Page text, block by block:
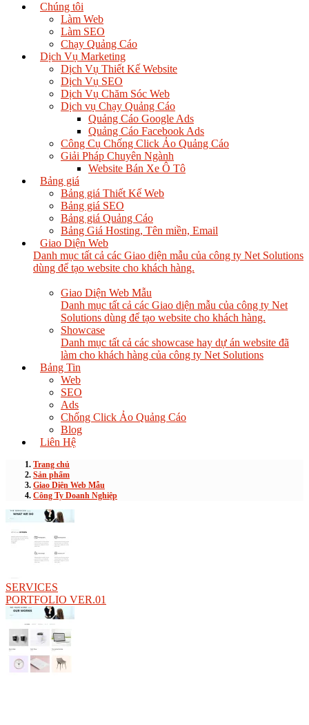
Chúng tôi
Làm Web
Làm SEO
Chạy Quảng Cáo
Dịch Vụ Marketing
Dịch Vụ Thiết Kế Website
Dịch Vụ SEO
Dịch Vụ Chăm Sóc Web
Dịch vụ Chạy Quảng Cáo
Quảng Cáo Google Ads
Quảng Cáo Facebook Ads
Công Cụ Chống Click Ảo Quảng Cáo
Giải Pháp Chuyên Ngành
Website Bán Xe Ô Tô
Bảng giá
Bảng giá Thiết Kế Web
Bảng giá SEO
Bảng giá Quảng Cáo
Bảng Giá Hosting, Tên miền, Email
Giao Diện Web
Danh mục tất cả các Giao diện mẫu của công ty Net Solutions
dùng để tạo website cho khách hàng.
Giao Diện Web Mẫu
Danh mục tất cả các Giao diện mẫu của công ty Net
Solutions dùng để tạo website cho khách hàng.
Showcase
Danh mục tất cả các showcase hay dự án website đã
làm cho khách hàng của công ty Net Solutions
Bảng Tin
Web
SEO
Ads
Chống Click Ảo Quảng Cáo
Blog
Liên Hệ
Trang chủ
Sản phẩm
Giao Diện Web Mẫu
Công Ty Doanh Nghiệp
SERVICES
PORTFOLIO VER.01